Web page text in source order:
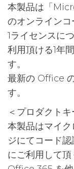
ザ
ー/1
年
版)
ン
イ
ン
コ
ー
ド
本製品は「
のオンラインコ
1ライセンスに
利用頂ける1年
す。
最新の Office
す。
＜プロダクト
本製品はマイ
ジにてコード
にご利用して